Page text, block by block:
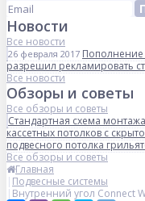
Новости
Все новости
26 февраля 2017 Пополнение
разрешил рекламировать
Все новости
Обзоры и советы
Все обзоры и советы
Стандартная схема
кассетных потолков с
подвесного потолка
Все обзоры и советы
Главная
Подвесные системы
Внутренний угол Connect